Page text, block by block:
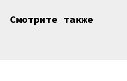
Смотрите также